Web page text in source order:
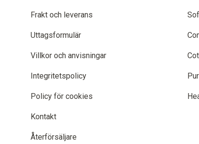
Frakt och leverans
Uttagsformulär
Villkor och anvisningar
Integritetspolicy
Policy för cookies
Kontakt
Återförsäljare